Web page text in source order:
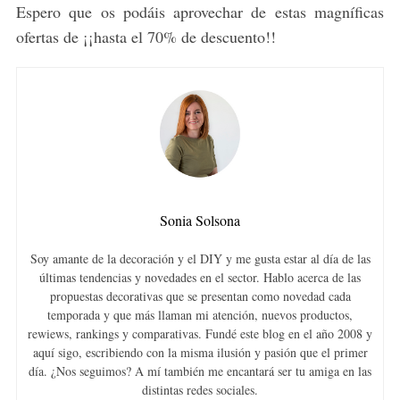
Espero que os podáis aprovechar de estas magníficas
ofertas de ¡¡hasta el 70% de descuento!!
Sonia Solsona
Soy amante de la decoración y el DIY y me gusta estar al día de las
últimas tendencias y novedades en el sector. Hablo acerca de las
propuestas decorativas que se presentan como novedad cada
temporada y que más llaman mi atención, nuevos productos,
rewiews, rankings y comparativas. Fundé este blog en el año 2008 y
aquí sigo, escribiendo con la misma ilusión y pasión que el primer
día. ¿Nos seguimos? A mí también me encantará ser tu amiga en las
distintas redes sociales.